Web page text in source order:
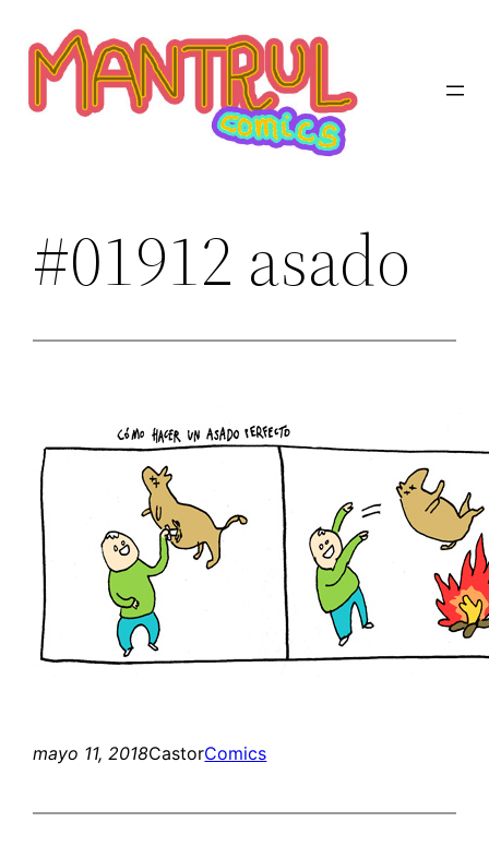
contenido
#01912 asado
mayo 11, 2018CastorComics